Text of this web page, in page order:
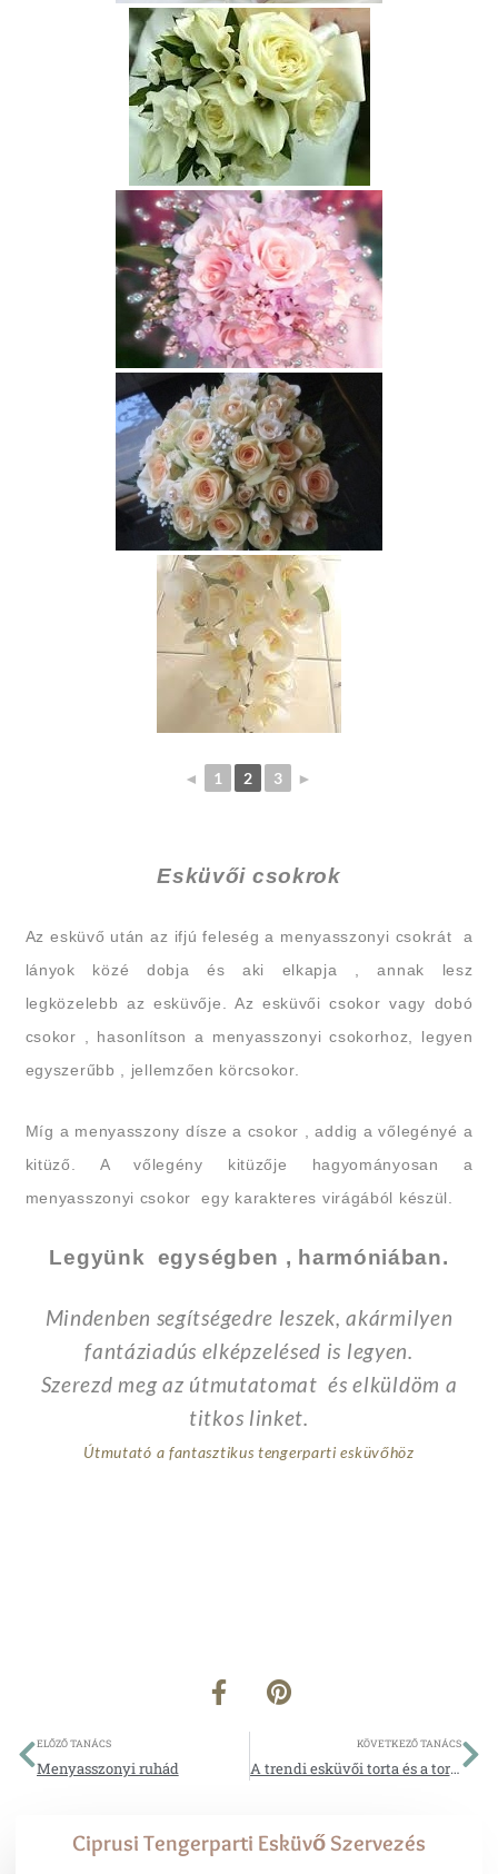
◄ 1 2 3 ►
Esküvői csokrok
Az esküvő után az ifjú feleség a menyasszonyi csokrát a
lányok közé dobja és aki elkapja , annak lesz
legközelebb az esküvője. Az esküvői csokor vagy dobó
csokor , hasonlítson a menyasszonyi csokorhoz, legyen
egyszerűbb , jellemzően körcsokor.
Míg a menyasszony dísze a csokor , addig a vőlegényé a
kitüző. A vőlegény kitüzője hagyományosan a
menyasszonyi csokor egy karakteres virágából készül.
Legyünk egységben , harmóniában.
Mindenben segítségedre leszek, akármilyen
fantáziadús elképzelésed is legyen.
Szerezd meg az útmutatomat és elküldöm a
titkos linket.
Útmutató a fantasztikus tengerparti esküvőhöz​
F
a
o
k
P
i
e
e
s
Előző
ELŐZŐ TANÁCS
Menyasszonyi ruhád
KÖVETKEZŐ TANÁCS
A trendi esküvői torta és a tortavágás
Ciprusi Tengerparti Esküvő Szervezés